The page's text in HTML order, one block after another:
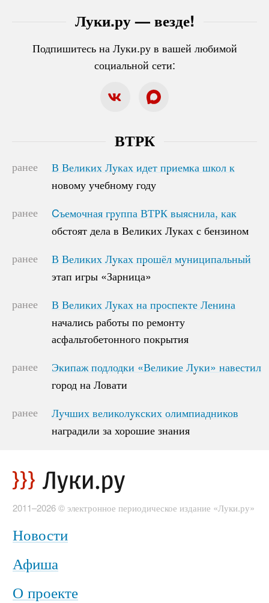
Луки.ру — везде!
Подпишитесь на Луки.ру в вашей любимой
социальной сети:
ВТРК
ранее
В Великих Луках идет приемка школ к
новому учебному году
В Великих Луках идет приемка школ к
новому учебному году
ранее
Cъемочная группа ВТРК выяснила, как
обстоят дела в Великих Луках с бензином
Cъемочная группа ВТРК выяснила, как
обстоят дела в Великих Луках с бензином
ранее
В Великих Луках прошёл муниципальный
этап игры «Зарница»
В Великих Луках прошёл муниципальный
этап игры «Зарница»
ранее
В Великих Луках на проспекте Ленина
начались работы по ремонту
асфальтобетонного покрытия
В Великих Луках на проспекте Ленина
начались работы по ремонту
асфальтобетонного покрытия
ранее
Экипаж подлодки «Великие Луки» навестил
город на Ловати
Экипаж подлодки «Великие Луки» навестил
город на Ловати
ранее
Лучших великолукских олимпиадников
наградили за хорошие знания
Лучших великолукских олимпиадников
наградили за хорошие знания
2011–2026 © электронное периодическое издание «Луки.ру»
Новости
Афиша
О проекте